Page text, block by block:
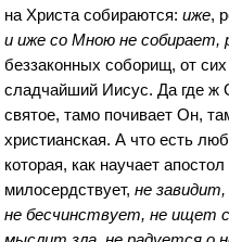
на Христа собираются:иже,
и иже со Мною не собирает,
беззаконных соборищ, от
сладчайший Иисус. Да где ж
святое, тамо почивает Он,
христианская. А что есть
которая, как научает
милосердствует,не
не бесчинствует, не ищет